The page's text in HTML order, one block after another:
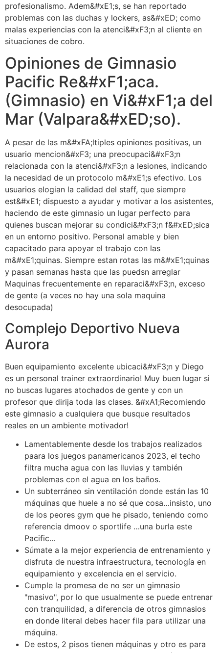
profesionalismo. Adem&#xE1;s, se han reportado
problemas con las duchas y lockers, as&#xED; como
malas experiencias con la atenci&#xF3;n al cliente en
situaciones de cobro.
Opiniones de Gimnasio
Pacific Re&#xF1;aca.
(Gimnasio) en Vi&#xF1;a del
Mar (Valpara&#xED;so).
A pesar de las m&#xFA;ltiples opiniones positivas, un
usuario mencion&#xF3; una preocupaci&#xF3;n
relacionada con la atenci&#xF3;n a lesiones, indicando
la necesidad de un protocolo m&#xE1;s efectivo. Los
usuarios elogian la calidad del staff, que siempre
est&#xE1; dispuesto a ayudar y motivar a los asistentes,
haciendo de este gimnasio un lugar perfecto para
quienes buscan mejorar su condici&#xF3;n f&#xED;sica
en un entorno positivo. Personal amable y bien
capacitado para apoyar el trabajo con las
m&#xE1;quinas. Siempre estan rotas las m&#xE1;quinas
y pasan semanas hasta que las puedsn arreglar
Maquinas frecuentemente en reparaci&#xF3;n, exceso
de gente (a veces no hay una sola maquina
desocupada)
Complejo Deportivo Nueva
Aurora
Buen equipamiento excelente ubicaci&#xF3;n y Diego
es un personal trainer extraordinario! Muy buen lugar si
no buscas lugares atochados de gente y con un
profesor que dirija toda las clases. &#xA1;Recomiendo
este gimnasio a cualquiera que busque resultados
reales en un ambiente motivador!
Lamentablemente desde los trabajos realizados
paara los juegos panamericanos 2023, el techo
filtra mucha agua con las lluvias y también
problemas con el agua en los baños.
Un subterráneo sin ventilación donde están las 10
máquinas que huele a no sé que cosa…insisto, uno
de los peores gym que he pisado, teniendo como
referencia dmoov o sportlife …una burla este
Pacific…
Súmate a la mejor experiencia de entrenamiento y
disfruta de nuestra infraestructura, tecnología en
equipamiento y excelencia en el servicio.
Cumple la promesa de no ser un gimnasio
"masivo", por lo que usualmente se puede entrenar
con tranquilidad, a diferencia de otros gimnasios
en donde literal debes hacer fila para utilizar una
máquina.
De estos, 2 pisos tienen máquinas y otro es para